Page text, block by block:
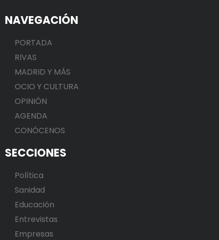
NAVEGACIÓN
PORTADA
RIVAS
MADRID Y MÁS
OCIO Y CULTURA
OPINIÓN
AGENDA
CONÓCENOS
SECCIONES
Política
Sanidad
Educación
Entrevistas
Empresas